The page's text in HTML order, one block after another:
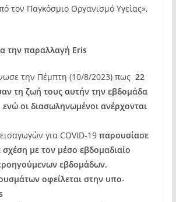
τον Παγκόσμιο Οργανισμό Υγείας»,
την παραλλαγή Eris
την Πέμπτη (10/8/2023) πως 22
τη ζωή τους αυτήν την εβδομάδα
οι διασωληνωμένοι ανέρχονται
για COVID-19 παρουσίασε
με τον μέσο εβδομαδιαίο
εβδομάδων.
οφείλεται στην υπο-